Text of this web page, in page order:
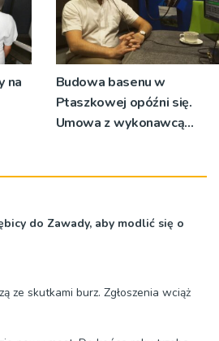
na
Budowa basenu w
Ptaszkowej opóźni się.
Umowa z wykonawcą
do Zawady, aby modlić się o
ze skutkami burz. Zgłoszenia wciąż